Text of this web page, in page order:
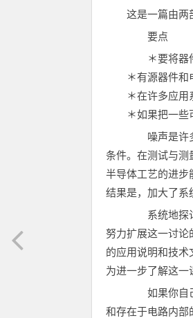
这是一篇由两
要点
＊要将器件
＊有源器件和电
＊在许多应用系
＊如果把一些可
噪声是许多
条件。在测试与测
半导体工艺的进步
结果是，加大了系
系统地探讨
努力扩展这一讨论
的应用说明和技术
为进一步了解这一
如果你自己
和存在于电路内部